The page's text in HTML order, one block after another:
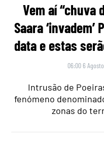
Vem aí “chuva
Saara
data e estas
06:00 6
Intrusão de
fenómeno
zonas do